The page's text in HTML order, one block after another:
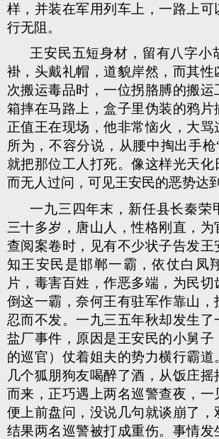
样，并装在军用列车上，一路上可
行无阻。
王安民五短身材，留有八字小
褂，头戴礼帽，道貌岸然，而其性
次搬运毒品时，一位拐胳膊的搬运
箱摔在马路上，盒子里伪装的鸦片
正值王在现场，他非常恼火，大骂
所为，不容分说，从腰中掏出手枪
就把那位工人打死。像这样光天化
而无人过问，可见王安民的恶势达
一九三四年末，新任县长秦荣
三十多岁，唐山人，性格刚直，为
查阅案卷时，见有不少状子告发王
知王安民是邯郸一霸，依仗白凤
片，毒害百姓，作恶多端，为民切
倒这一霸，奈何王有驻军作靠山，
忍而不发。一九三五年秋却发生了
盐厂事件，原因是王安民的小舅子
的巡官）仗着姐夫的势力横行霸道
几个狐朋狗友喝醉了酒，从饭庄
而来，正巧遇上两名巡警查夜，一
便上前盘问，没说几句就谈崩了，
结果两名巡警被打成重伤。事情发